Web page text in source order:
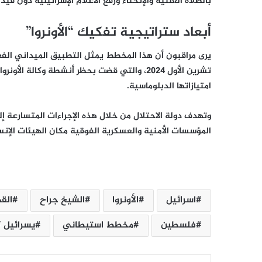
أبعاد ستراتيجية تفكيك “الأونروا”
تشرين الأول 2024، والتي قضت بحظر أنشطة
امتيازاتها الدبلوماسية.
وتهدف دولة الاحتلال من خلال هذه الإجراءات
المؤسسات الأمنية والعسكرية الفوقية مكان الهيئات
اسرائيل الأونروا الشيخ جراح
فلسطين
مخطط استيطاني